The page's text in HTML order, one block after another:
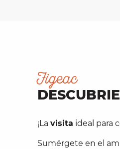
Figeac
¡La visita ideal para
Sumérgete en el